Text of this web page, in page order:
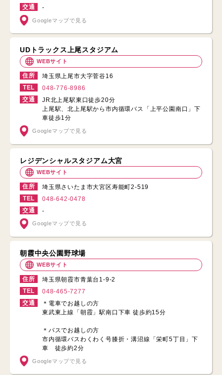
交通
-
Googleマップで見る
UDトラックス上尾スタジアム
WEBサイト
住所
埼玉県上尾市大字菅谷16
TEL
048-776-8986
交通
JR北上尾駅東口徒歩20分
上尾駅、北上尾駅から市内循環バス「上平公園南口」下
車徒歩1分
Googleマップで見る
レジデンシャルスタジアム大宮
WEBサイト
住所
埼玉県さいたま市大宮区寿能町2-519
TEL
048-642-0478
交通
-
Googleマップで見る
朝霞中央公園野球場
WEBサイト
住所
埼玉県朝霞市青葉台1-9-2
TEL
048-465-7277
交通
＊電車でお越しの方
東武東上線「朝霞」駅南口下車 徒歩約15分
＊バスでお越しの方
市内循環バスわくわく号膝折・溝沼線「栄町5丁目」下
車 徒歩約2分
Googleマップで見る